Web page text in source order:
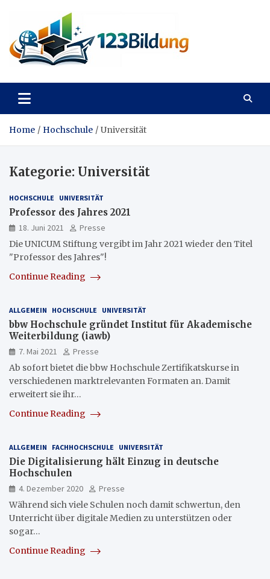
content
123Bildung
Home Hochschule Universität
Kategorie: Universität
HOCHSCHULE UNIVERSITÄT
Professor des Jahres 2021
18. Juni 2021
Presse
Die UNICUM Stiftung vergibt im Jahr 2021 wieder den Titel
"Professor des Jahres"!
Continue Reading
ALLGEMEIN HOCHSCHULE UNIVERSITÄT
bbw Hochschule gründet Institut für Akademische
Weiterbildung (iawb)
7. Mai 2021
Presse
Ab sofort bietet die bbw Hochschule Zertifikatskurse in
verschiedenen marktrelevanten Formaten an. Damit
erweitert sie ihr…
Continue Reading
ALLGEMEIN FACHHOCHSCHULE UNIVERSITÄT
Die Digitalisierung hält Einzug in deutsche
Hochschulen
4. Dezember 2020
Presse
Während sich viele Schulen noch damit schwertun, den
Unterricht über digitale Medien zu unterstützen oder
sogar…
Continue Reading